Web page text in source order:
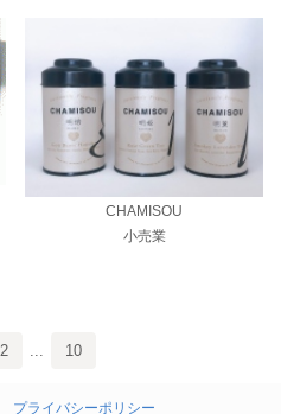
CHAMISOU
小売業
2 10
プライバシーポリシー